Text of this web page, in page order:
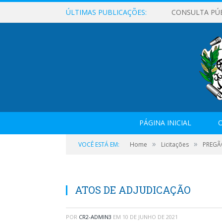
ÚLTIMAS PUBLICAÇÕES: CONSULTA
PÁGINA INICIAL
VOCÊ ESTÁ EM: Home » Licitações »
ATOS DE ADJUDICAÇÃO
POR CR2-ADMIN3 EM 10 DE JUNHO DE 2021